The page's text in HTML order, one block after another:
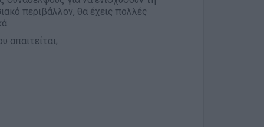
περιβάλλον, θα έχεις πολλές
απαιτείται;